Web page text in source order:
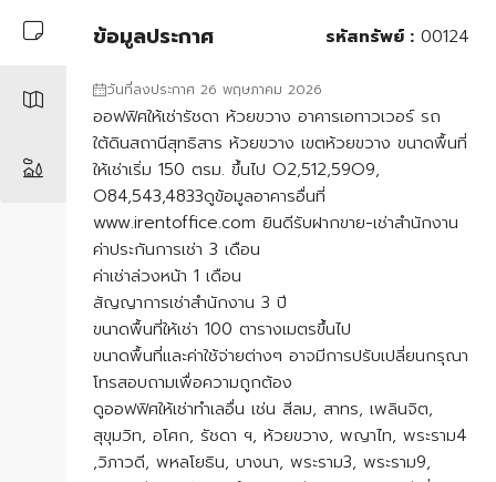
ข้อมูลประกาศ รหัสทรัพย์ : 00124
วันที่ลงประกาศ 26 พฤษภาคม 2026
ออฟฟิศให้เช่ารัชดา ห้วยขวาง อาคารเอทาวเวอร์ รถ
ใต้ดินสถานีสุทธิสาร ห้วยขวาง เขตห้วยขวาง ขนาดพื้นที่
ให้เช่าเริ่ม 150 ตรม. ขึ้นไป O2,512,59O9,
O84,543,4833ดูข้อมูลอาคารอื่นที่
www.irentoffice.com ยินดีรับฝากขาย-เช่าสำนักงาน
ค่าประกันการเช่า 3 เดือน
ค่าเช่าล่วงหน้า 1 เดือน
สัญญาการเช่าสำนักงาน 3 ปี
ขนาดพื้นที่ให้เช่า 100 ตารางเมตรขึ้นไป
ขนาดพื้นที่และค่าใช้จ่ายต่างๆ อาจมีการปรับเปลี่ยนกรุณา
โทรสอบถามเพื่อความถูกต้อง
ดูออฟฟิศให้เช่าทำเลอื่น เช่น สีลม, สาทร, เพลินจิต,
สุขุมวิท, อโศก, รัชดา ฯ, ห้วยขวาง, พญาไท, พระราม4
,วิภาวดี, พหลโยธิน, บางนา, พระราม3, พระราม9,